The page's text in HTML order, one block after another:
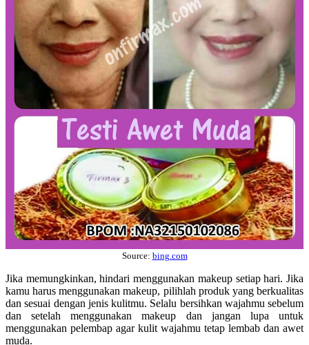
Source: bing.com
Jika memungkinkan, hindari menggunakan makeup setiap hari. Jika
kamu harus menggunakan makeup, pilihlah produk yang berkualitas
dan sesuai dengan jenis kulitmu. Selalu bersihkan wajahmu sebelum
dan setelah menggunakan makeup dan jangan lupa untuk
menggunakan pelembap agar kulit wajahmu tetap lembab dan awet
muda.